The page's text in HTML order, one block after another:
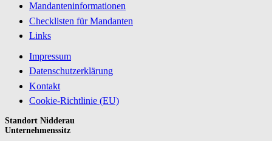
Mandanteninformationen
Checklisten für Mandanten
Links
Impressum
Datenschutzerklärung
Kontakt
Cookie-Richtlinie (EU)
Standort Nidderau
Unternehmenssitz